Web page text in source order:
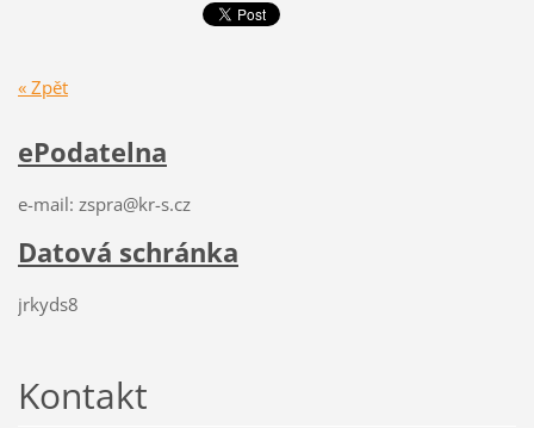
« Zpět
ePodatelna
e-mail: zspra@kr-s.cz
Datová schránka
jrkyds8
Kontakt